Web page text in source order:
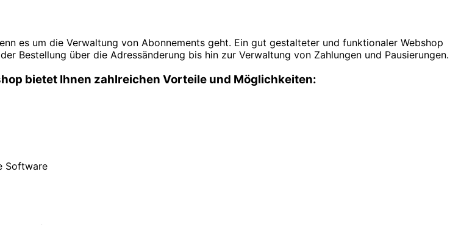
es um die Verwaltung von Abonnements geht. Ein gut gestalteter und funktionaler Webshop
Bestellung über die Adressänderung bis hin zur Verwaltung von Zahlungen und Pausierungen.
bietet Ihnen zahlreichen Vorteile und Möglichkeiten: